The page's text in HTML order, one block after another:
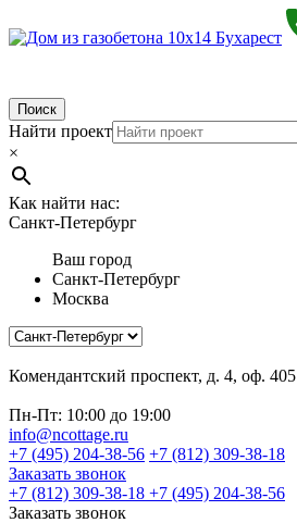
Поиск
Найти проект
×
Как найти нас:
Санкт-Петербург
Ваш город
Санкт-Петербург
Москва
Комендантский проспект, д. 4, оф. 405
Пн-Пт: 10:00 до 19:00
info@ncottage.ru
+7 (495) 204-38-56 +7 (812) 309-38-18
Заказать звонок
+7 (812) 309-38-18 +7 (495) 204-38-56
Заказать звонок